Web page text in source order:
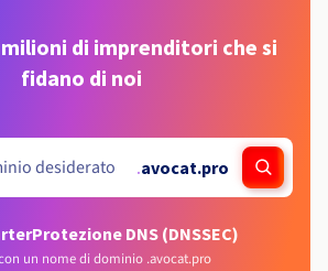
di imprenditori che si
fidano di noi
.avocat.pro
Protezione DNS (DNSSEC)
un nome di dominio .avocat.pro